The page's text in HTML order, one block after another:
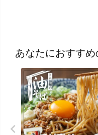
あなたにおすすめ